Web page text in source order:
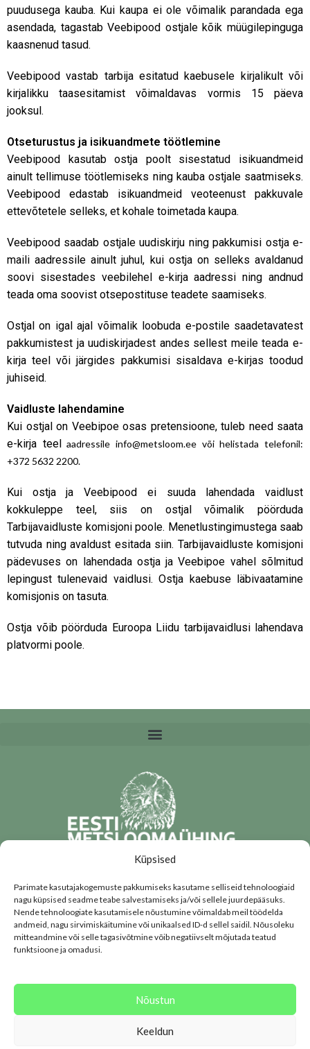
Küpsised
Parimate kasutajakogemuste pakkumiseks kasutame selliseid tehnoloogiaid
nagu küpsised seadme teabe salvestamiseks ja/või sellele juurdepääsuks.
Nende tehnoloogiate kasutamisele nõustumine võimaldab meil töödelda
andmeid, nagu sirvimiskäitumine või unikaalsed ID-d sellel saidil. Nõusoleku
mitteandmine või selle tagasivõtmine võib negatiivselt mõjutada teatud
funktsioone ja omadusi.
Nõustun
Keeldun
puudusega kauba. Kui kaupa ei ole võimalik parandada ega
asendada, tagastab Veebipood ostjale kõik müügilepinguga
kaasnenud tasud.
Veebipood vastab tarbija esitatud kaebusele kirjalikult või
kirjalikku taasesitamist võimaldavas vormis 15 päeva
jooksul.
Otseturustus ja isikuandmete töötlemine
Veebipood kasutab ostja poolt sisestatud isikuandmeid
ainult tellimuse töötlemiseks ning kauba ostjale saatmiseks.
Veebipood edastab isikuandmeid veoteenust pakkuvale
ettevõtetele selleks, et kohale toimetada kaupa.
Veebipood saadab ostjale uudiskirju ning pakkumisi ostja e-
maili aadressile ainult juhul, kui ostja on selleks avaldanud
soovi sisestades veebilehel e-kirja aadressi ning andnud
teada oma soovist otsepostituse teadete saamiseks.
Ostjal on igal ajal võimalik loobuda e-postile saadetavatest
pakkumistest ja uudiskirjadest andes sellest meile teada e-
kirja teel või järgides pakkumisi sisaldava e-kirjas toodud
juhiseid.
Vaidluste lahendamine
Kui ostjal on Veebipoe osas pretensioone, tuleb need saata
e-kirja teel aadressile info@metsloom.ee või helistada telefonil:
+372 5632 2200.
Kui ostja ja Veebipood ei suuda lahendada vaidlust
kokkuleppe teel, siis on ostjal võimalik pöörduda
Tarbijavaidluste komisjoni poole. Menetlustingimustega saab
tutvuda ning avaldust esitada siin. Tarbijavaidluste komisjoni
pädevuses on lahendada ostja ja Veebipoe vahel sõlmitud
lepingust tulenevaid vaidlusi. Ostja kaebuse läbivaatamine
komisjonis on tasuta.
Ostja võib pöörduda Euroopa Liidu tarbijavaidlusi lahendava
platvormi poole.
KIRJUTA MEILE 😊
Annetused:
EESTI METSLOOMAÜHING EE952200221067573100
Nr 9009933 – annetad 5€
Nr 9009955 – annetad 25€